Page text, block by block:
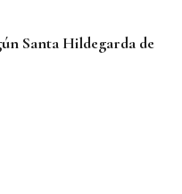
Santa Hildegarda de